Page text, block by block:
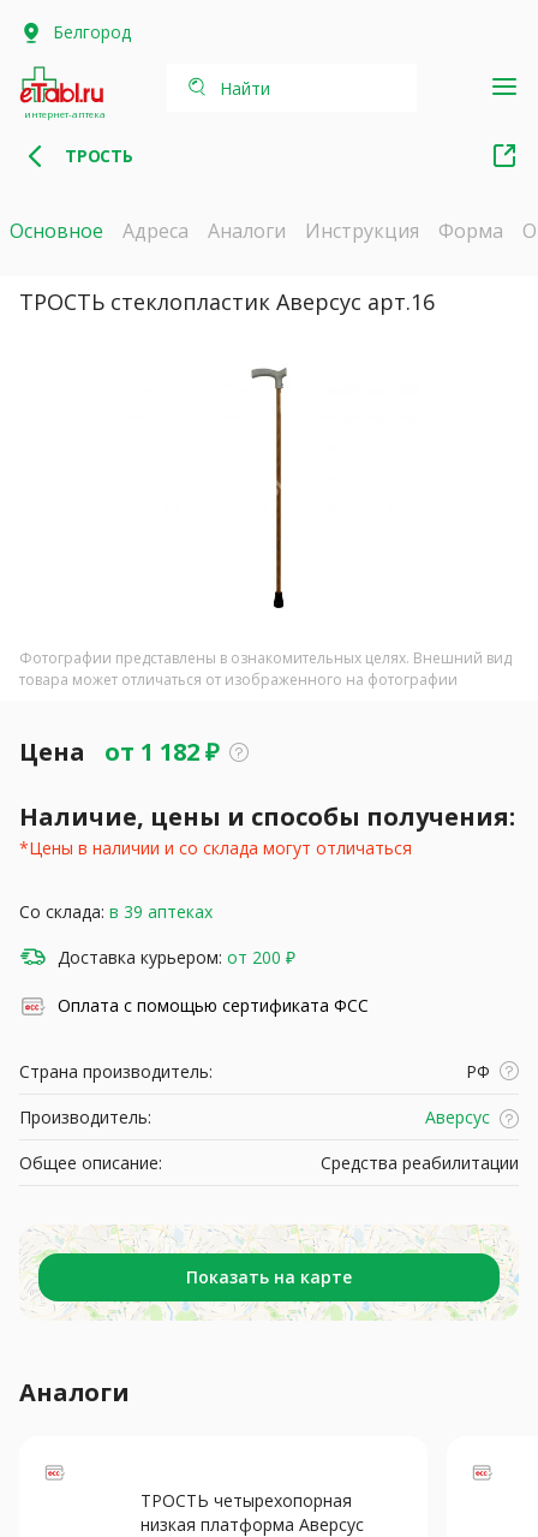
Белгород
интернет-аптека
Найти
ТРОСТЬ
Основное Адреса Аналоги Инструкция Форма
ТРОСТЬ стеклопластик Аверсус арт.16
Фотографии представлены в ознакомительных целях. Внешний вид
товара может отличаться от изображенного на фотографии
Цена от 1 182₽
Наличие, цены и способы получения:
*Цены в наличии и со склада могут отличаться
Со склада: в 39 аптеках
Доставка курьером: от 200 ₽
Оплата с помощью сертификата ФСС
Страна производитель:
РФ
Производитель:
Аверсус
Общее описание:
Средства реабилитации
Показать на карте
Аналоги
ТРОСТЬ четырехопорная
низкая платформа Аверсус